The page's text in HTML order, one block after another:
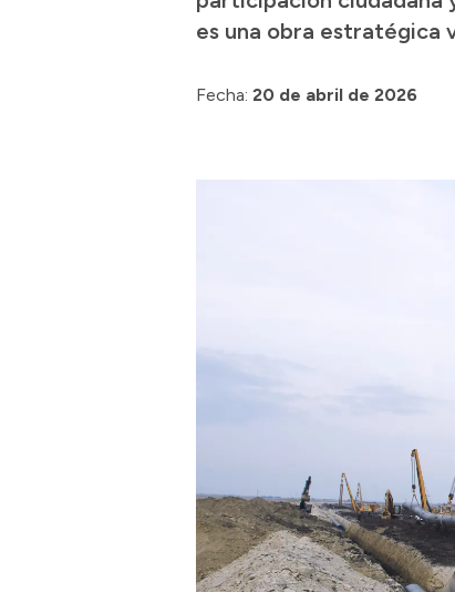
es una obra estratégica
Fecha: 20 de abril de 2026